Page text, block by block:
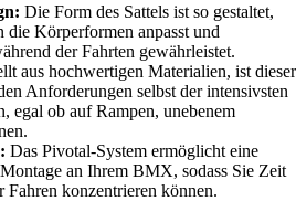
Die Form des Sattels ist so gestaltet,
die Körperformen anpasst und
der Fahrten gewährleistet.
aus hochwertigen Materialien, ist dieser
Anforderungen selbst der intensivsten
egal ob auf Rampen, unebenem
Das Pivotal-System ermöglicht eine
an Ihrem BMX, sodass Sie Zeit
Fahren konzentrieren können.